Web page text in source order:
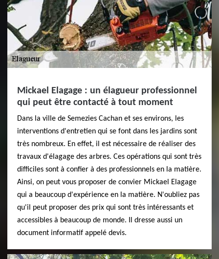
Mickael Elagage : un élagueur professionnel
qui peut être contacté à tout moment
Dans la ville de Semezies Cachan et ses environs, les
interventions d'entretien qui se font dans les jardins sont
très nombreux. En effet, il est nécessaire de réaliser des
travaux d'élagage des arbres. Ces opérations qui sont très
difficiles sont à confier à des professionnels en la matière.
Ainsi, on peut vous proposer de convier Mickael Elagage
qui a beaucoup d'expérience en la matière. N'oubliez pas
qu'il peut proposer des prix qui sont très intéressants et
accessibles à beaucoup de monde. Il dresse aussi un
document informatif appelé devis.